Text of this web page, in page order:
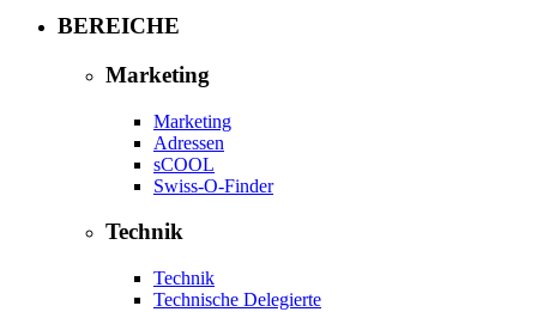
BEREICHE
Marketing
Marketing
Adressen
sCOOL
Swiss-O-Finder
Technik
Technik
Technische Delegierte